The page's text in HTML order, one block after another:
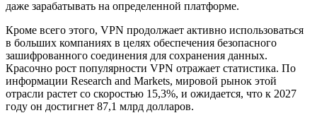
даже зарабатывать на определенной платформе.
Кроме всего этого, VPN продолжает активно использоваться
в больших компаниях в целях обеспечения безопасного
зашифрованного соединения для сохранения данных.
Красочно рост популярности VPN отражает статистика. По
информации Research and Markets, мировой рынок этой
отрасли растет со скоростью 15,3%, и ожидается, что к 2027
году он достигнет 87,1 млрд долларов.